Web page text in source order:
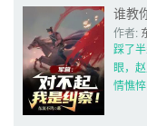
谁教
作者:
踩了
眼，
情憔